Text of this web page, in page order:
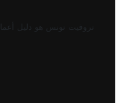
تروفيت تونس هو دليل